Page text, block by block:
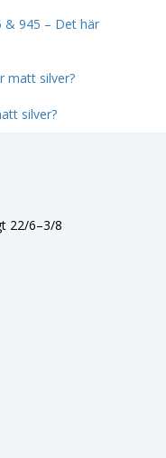
& 945 – Det här
matt silver?
silver?
22/6–3/8